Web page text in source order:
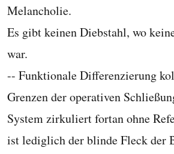
Melancholie.
Es gibt keinen Diebstahl, wo
war.
-- Funktionale Differenzierung
Grenzen der operativen
System zirkuliert fortan ohne
ist lediglich der blinde Fleck der